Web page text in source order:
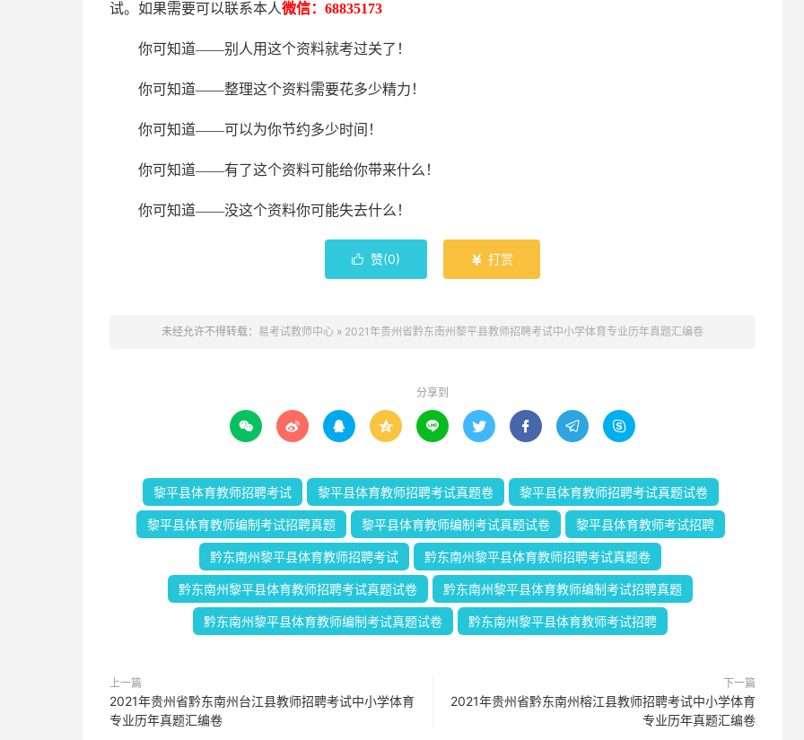
试。如果需要可以联系本人微信： 68835173
你可知道——别人用这个资料就考过关了！
你可知道——整理这个资料需要花多少精力 ！
你可知道——可以为你节约多少时间！
你可知道——有了这个资料可能给你带来什么！
你可知道——没这个资料你可能失去什么 ！
 赞(0)  打赏
未经允许不得转载： 易考试教师中心 » 2021年贵州省黔东南州黎平县教师招聘考试中小学体育专业历年真题汇编卷
分享到
        
黎平县体育教师招聘考试 黎平县体育教师招聘考试真题卷 黎平县体育教师招聘考试真题试卷
黎平县体育教师编制考试招聘真题 黎平县体育教师编制考试真题试卷 黎平县体育教师考试招聘
黔东南州黎平县体育教师招聘考试 黔东南州黎平县体育教师招聘考试真题卷
黔东南州黎平县体育教师招聘考试真题试卷 黔东南州黎平县体育教师编制考试招聘真题
黔东南州黎平县体育教师编制考试真题试卷 黔东南州黎平县体育教师考试招聘
上一篇
2021年贵州省黔东南州台江县教师招聘考试中小学体育
专业历年真题汇编卷
下一篇
2021年贵州省黔东南州榕江县教师招聘考试中小学体育
专业历年真题汇编卷